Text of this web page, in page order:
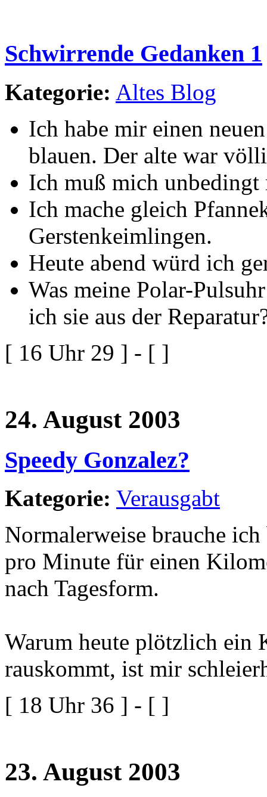
Schwirrende Gedanken 1
Kategorie: Altes Blog
Ich habe mir einen
blauen. Der alte war
Ich muß mich unbedingt
Ich mache gleich
Gerstenkeimlingen.
Heute abend würd ich
Was meine Polar-
ich sie aus der
[ 16 Uhr 29 ] - [ ]
24. August 2003
Speedy Gonzalez?
Kategorie: Verausgabt
Normalerweise brauche
pro Minute für einen
nach Tagesform.
Warum heute plötzlich ein
rauskommt, ist mir
[ 18 Uhr 36 ] - [ ]
23. August 2003